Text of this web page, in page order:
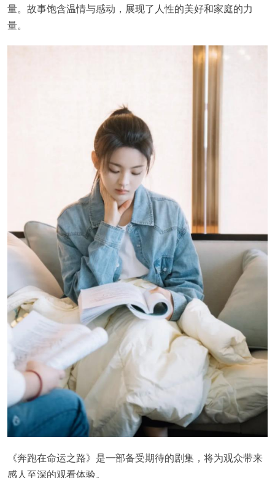
量。故事饱含温情与感动，展现了人性的美好和家庭的力
量。
《奔跑在命运之路》是一部备受期待的剧集，将为观众带来
感人至深的观看体验。